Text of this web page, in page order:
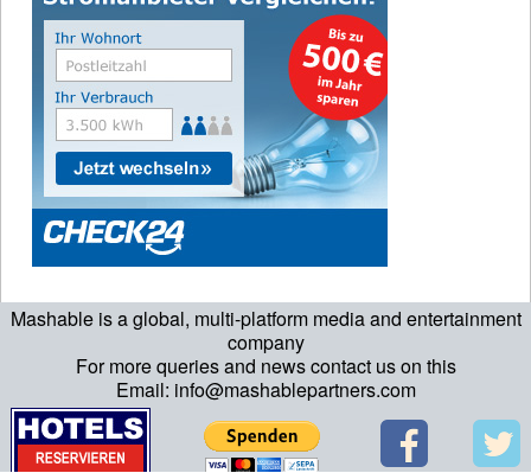
Mashable is a global, multi-platform media and entertainment
company
For more queries and news contact us on this
Email: info@mashablepartners.com